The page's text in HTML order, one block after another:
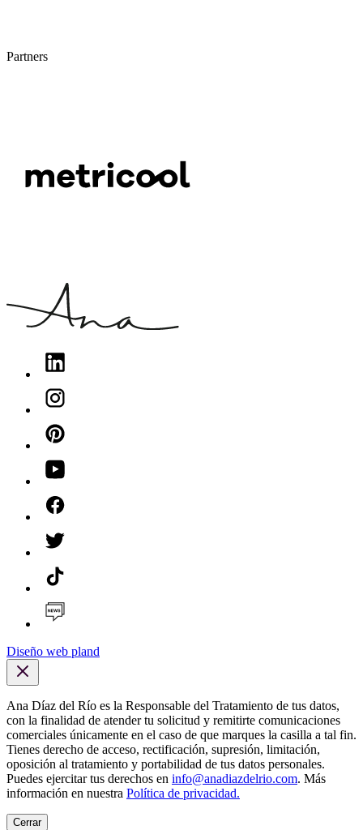
Partners
Diseño web pland
Ana Díaz del Río es la Responsable del Tratamiento de tus datos,
con la finalidad de atender tu solicitud y remitirte comunicaciones
comerciales únicamente en el caso de que marques la casilla a tal fin.
Tienes derecho de acceso, rectificación, supresión, limitación,
oposición al tratamiento y portabilidad de tus datos personales.
Puedes ejercitar tus derechos en info@anadiazdelrio.com. Más
información en nuestra Política de privacidad.
Cerrar